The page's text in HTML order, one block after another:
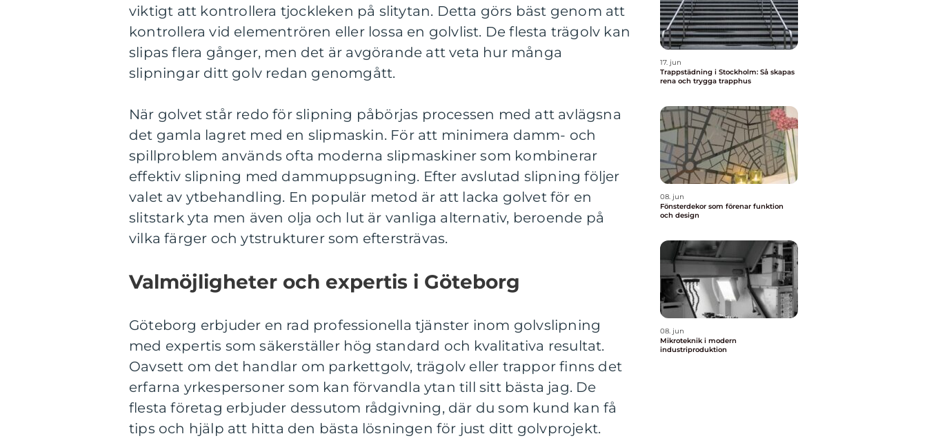
viktigt att kontrollera tjockleken på slitytan. Detta görs bäst genom att
kontrollera vid elementrören eller lossa en golvlist. De flesta trägolv kan
slipas flera gånger, men det är avgörande att veta hur många
slipningar ditt golv redan genomgått.
När golvet står redo för slipning påbörjas processen med att avlägsna
det gamla lagret med en slipmaskin. För att minimera damm- och
spillproblem används ofta moderna slipmaskiner som kombinerar
effektiv slipning med dammuppsugning. Efter avslutad slipning följer
valet av ytbehandling. En populär metod är att lacka golvet för en
slitstark yta men även olja och lut är vanliga alternativ, beroende på
vilka färger och ytstrukturer som eftersträvas.
Valmöjligheter och expertis i Göteborg
Göteborg erbjuder en rad professionella tjänster inom golvslipning
med expertis som säkerställer hög standard och kvalitativa resultat.
Oavsett om det handlar om parkettgolv, trägolv eller trappor finns det
erfarna yrkespersoner som kan förvandla ytan till sitt bästa jag. De
flesta företag erbjuder dessutom rådgivning, där du som kund kan få
tips och hjälp att hitta den bästa lösningen för just ditt golvprojekt.
17. jun
Trappstädning i Stockholm: Så skapas
rena och trygga trapphus
08. jun
Fönsterdekor som förenar funktion
och design
08. jun
Mikroteknik i modern
industriproduktion